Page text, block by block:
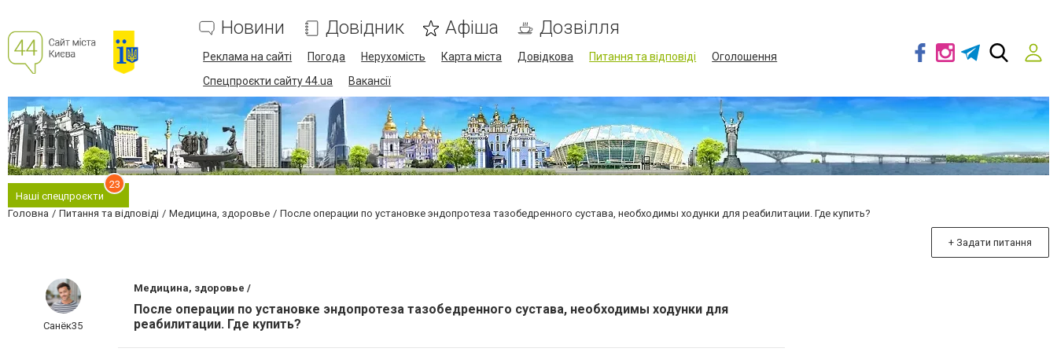
Новини Довідник Афіша Дозвілля
Реклама на сайті Погода Нерухомість Карта міста Довідкова Питання та відповіді
Оголошення
Спецпроєкти сайту 44.ua
Вакансії
Наші спецпроєкти
23
Головна Питання та відповіді Медицина, здоровье После операции по установке эндопротеза тазобедренного сустава, необходимы ходунки для реабилитации. Где купить?
+ Задати питання
Санёк35
Медицина, здоровье /
После операции по установке эндопротеза тазобедренного сустава, необходимы ходунки для
реабилитации. Где купить?